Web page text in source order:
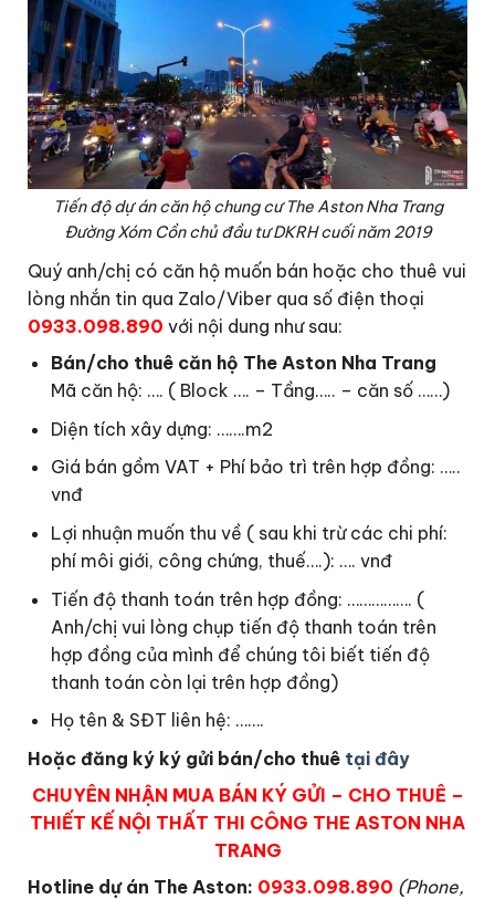
Tiến độ dự án căn hộ chung cư The Aston Nha Trang
Đường Xóm Cồn chủ đầu tư DKRH cuối năm 2019
Quý anh/chị có căn hộ muốn bán hoặc cho thuê vui
lòng nhắn tin qua Zalo/Viber qua số điện thoại
0933.098.890 với nội dung như sau:
Bán/cho thuê căn hộ The Aston Nha Trang
Mã căn hộ: …. ( Block …. – Tầng….. – căn số ……)
Diện tích xây dựng: …….m2
Giá bán gồm VAT + Phí bảo trì trên hợp đồng: …..
vnđ
Lợi nhuận muốn thu về ( sau khi trừ các chi phí:
phí môi giới, công chứng, thuế….): …. vnđ
Tiến độ thanh toán trên hợp đồng: ……………. (
Anh/chị vui lòng chụp tiến độ thanh toán trên
hợp đồng của mình để chúng tôi biết tiến độ
thanh toán còn lại trên hợp đồng)
Họ tên & SĐT liên hệ: …….
Hoặc đăng ký ký gửi bán/cho thuê tại đây
CHUYÊN NHẬN MUA BÁN KÝ GỬI – CHO THUÊ –
THIẾT KẾ NỘI THẤT THI CÔNG THE ASTON NHA
TRANG
Hotline dự án The Aston: 0933.098.890 (Phone,